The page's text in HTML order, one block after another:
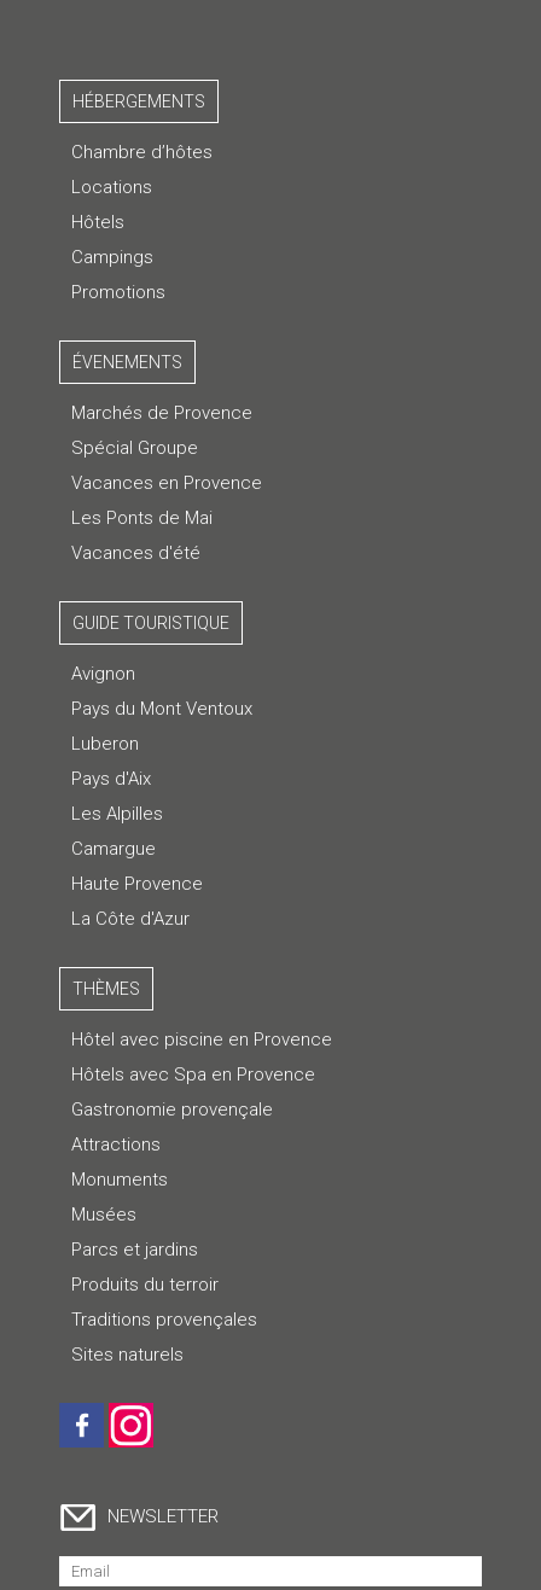
HÉBERGEMENTS
Chambre d’hôtes
Locations
Hôtels
Campings
Promotions
ÉVENEMENTS
Marchés de Provence
Spécial Groupe
Vacances en Provence
Les Ponts de Mai
Vacances d'été
GUIDE TOURISTIQUE
Avignon
Pays du Mont Ventoux
Luberon
Pays d'Aix
Les Alpilles
Camargue
Haute Provence
La Côte d'Azur
THÈMES
Hôtel avec piscine en Provence
Hôtels avec Spa en Provence
Gastronomie provençale
Attractions
Monuments
Musées
Parcs et jardins
Produits du terroir
Traditions provençales
Sites naturels
NEWSLETTER